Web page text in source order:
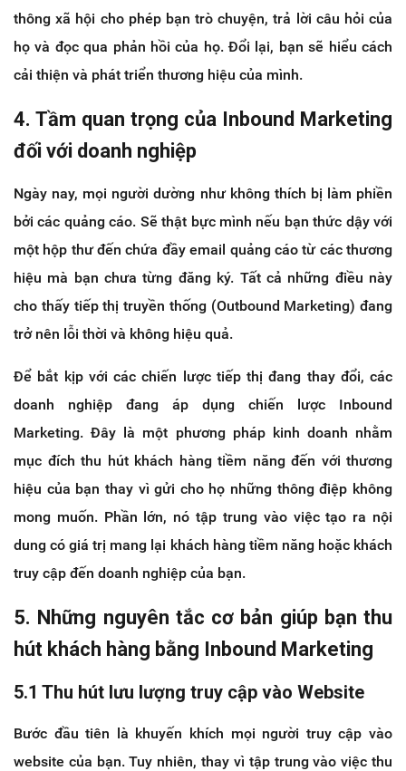
thông xã hội cho phép bạn trò chuyện, trả lời câu hỏi của
họ và đọc qua phản hồi của họ. Đổi lại, bạn sẽ hiểu cách
cải thiện và phát triển thương hiệu của mình.
4. Tầm quan trọng của Inbound Marketing
đối với doanh nghiệp
Ngày nay, mọi người dường như không thích bị làm phiền
bởi các quảng cáo. Sẽ thật bực mình nếu bạn thức dậy với
một hộp thư đến chứa đầy email quảng cáo từ các thương
hiệu mà bạn chưa từng đăng ký. Tất cả những điều này
cho thấy tiếp thị truyền thống (Outbound Marketing) đang
trở nên lỗi thời và không hiệu quả.
Để bắt kịp với các chiến lược tiếp thị đang thay đổi, các
doanh nghiệp đang áp dụng chiến lược Inbound
Marketing. Đây là một phương pháp kinh doanh nhằm
mục đích thu hút khách hàng tiềm năng đến với thương
hiệu của bạn thay vì gửi cho họ những thông điệp không
mong muốn. Phần lớn, nó tập trung vào việc tạo ra nội
dung có giá trị mang lại khách hàng tiềm năng hoặc khách
truy cập đến doanh nghiệp của bạn.
5. Những nguyên tắc cơ bản giúp bạn thu
hút khách hàng bằng Inbound Marketing
5.1 Thu hút lưu lượng truy cập vào Website
Bước đầu tiên là khuyến khích mọi người truy cập vào
website của bạn. Tuy nhiên, thay vì tập trung vào việc thu